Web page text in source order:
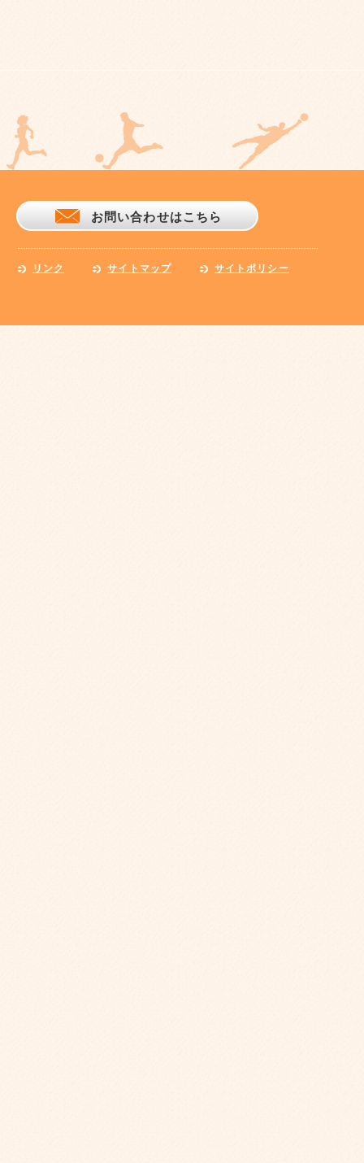
お問い合わせはこちら
リンク サイトマップ サイトポリシー